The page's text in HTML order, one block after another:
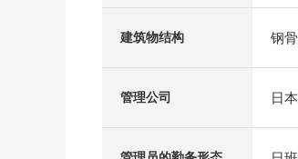
建筑物结构 钢
管理公司 日